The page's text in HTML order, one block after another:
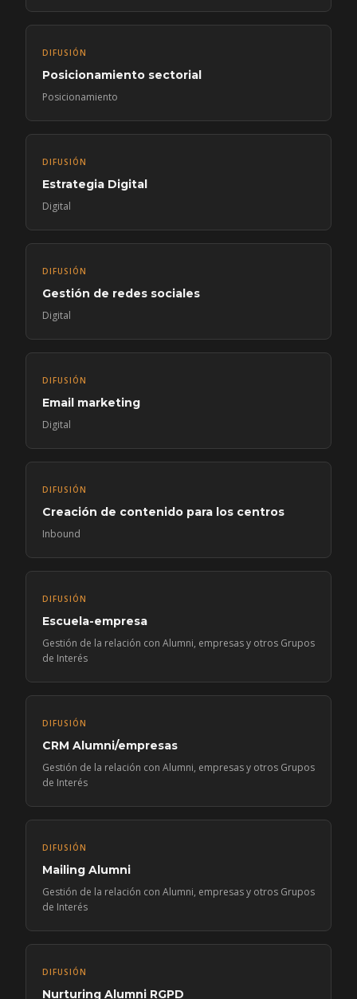
DIFUSIÓN
Posicionamiento sectorial
Posicionamiento
DIFUSIÓN
Estrategia Digital
Digital
DIFUSIÓN
Gestión de redes sociales
Digital
DIFUSIÓN
Email marketing
Digital
DIFUSIÓN
Creación de contenido para los centros
Inbound
DIFUSIÓN
Escuela-empresa
Gestión de la relación con Alumni, empresas y otros Grupos
de Interés
DIFUSIÓN
CRM Alumni/empresas
Gestión de la relación con Alumni, empresas y otros Grupos
de Interés
DIFUSIÓN
Mailing Alumni
Gestión de la relación con Alumni, empresas y otros Grupos
de Interés
DIFUSIÓN
Nurturing Alumni RGPD